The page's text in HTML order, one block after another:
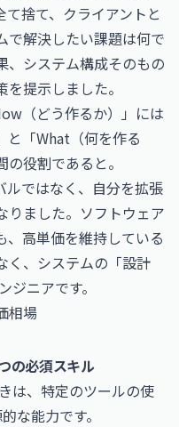
捨て、クライアントと
で解決したい課題は何で
、システム構成そのもの
提示しました。
（どう作るか）」には
と「What（何を作る
役割であると。
ルではなく、自分を拡張
りました。ソフトウェア
、高単価を維持している
く、システムの「設計
ニアです。
相場
の必須スキル
は、特定のツールの使
な能力です。